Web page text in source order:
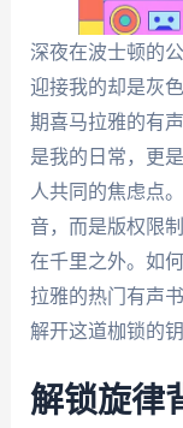
深夜在波士顿的
迎接我的却是灰
期喜马拉雅的有
是我的日常，更
人共同的焦虑点
音，而是版权限
在千里之外。如
拉雅的热门有声
解开这道枷锁的钥
解锁旋律